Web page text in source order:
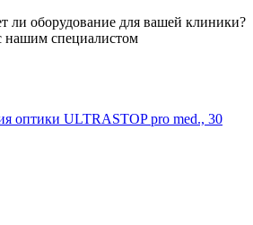
ли оборудование для вашей клиники?
нашим специалистом
оптики ULTRASTOP pro med., 30